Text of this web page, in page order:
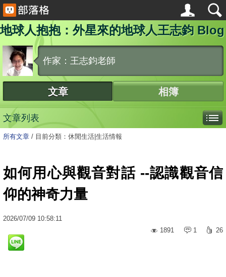
地球人抱抱：外星來的地球人王志鈞 Blog
作家：王志鈞老師
文章 相簿
文章列表
所有文章 / 目前分類：休閒生活|生活情報
如何用心與觀音對話 --認識觀音信
仰的神奇力量
2026/07/09 10:58:11
1891
1 26